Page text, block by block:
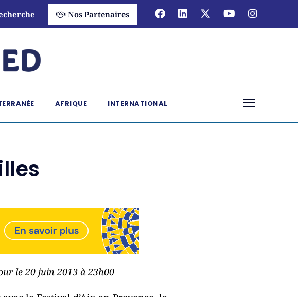
Nos Partenaires
AFRIQUE INTERNATIONAL
le 20 juin 2013 à 23h00